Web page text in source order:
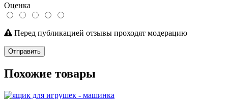
Оценка
Перед публикацией отзывы проходят модерацию
Отправить
Похожие товары